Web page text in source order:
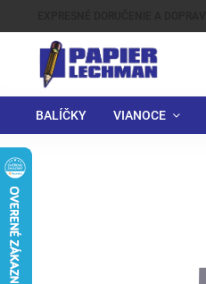
BALÍČKY VIANOCE